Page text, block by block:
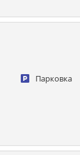
Парковка